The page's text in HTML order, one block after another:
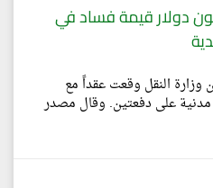
جديدة: 277 مليون دولار قيمة فساد في
وزارة النقل وقعت عقداً مع
لشراء 16 طائرة مدنية على دفعتين. وقال مصدر